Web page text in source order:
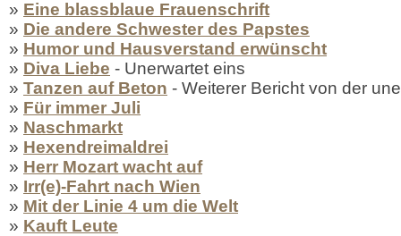
» Eine blassblaue Frauenschrift
» Die andere Schwester des Papstes
» Humor und Hausverstand erwünscht
» Diva Liebe - Unerwartet eins
» Tanzen auf Beton - Weiterer Bericht von der
» Für immer Juli
» Naschmarkt
» Hexendreimaldrei
» Herr Mozart wacht auf
» Irr(e)-Fahrt nach Wien
» Mit der Linie 4 um die Welt
» Kauft Leute